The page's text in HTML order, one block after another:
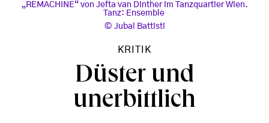
„REMACHINE“ von Jefta van Dinther im Tanzquartier Wien.
Tanz: Ensemble
Jubal Battisti
KRITIK
Düster und
unerbittlich